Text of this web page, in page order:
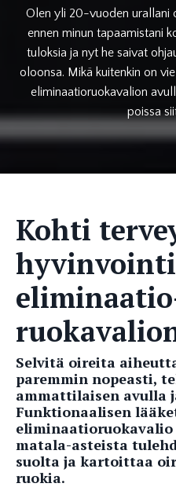
Olen yli 20-vuoden urallani
ennen minun tapaamistani
tuloksia ja nyt he saivat
oloonsa. Mikä kuitenkin on
eliminaatioruokavalion
poissa
Kohti
Selvitä oireita
paremmin nopeasti,
ammattilaisen avulla
Funktionaalisen
matala-asteista
suolta ja kartoittaa
ruokia.